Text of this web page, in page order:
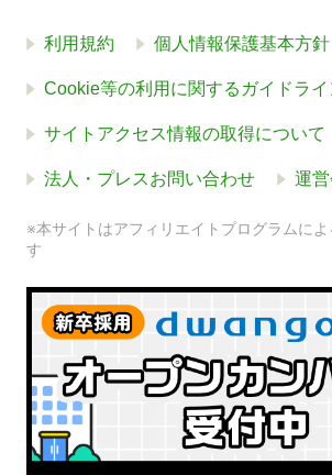
利用規約 個人情報保護基本方針
Cookie等の利用に関するガイドライ
サイトアクセス情報の取得について
法人・プレスお問い合わせ 運
※本サイトはアフィリエイトプログラムによ
す